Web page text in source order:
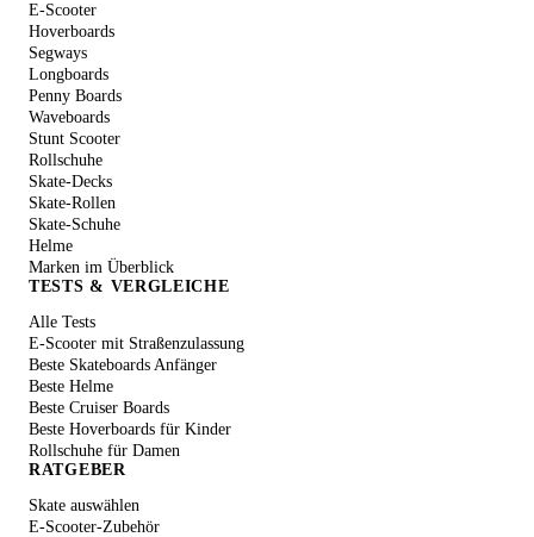
E-Scooter
Hoverboards
Segways
Longboards
Penny Boards
Waveboards
Stunt Scooter
Rollschuhe
Skate-Decks
Skate-Rollen
Skate-Schuhe
Helme
Marken im Überblick
TESTS & VERGLEICHE
Alle Tests
E-Scooter mit Straßenzulassung
Beste Skateboards Anfänger
Beste Helme
Beste Cruiser Boards
Beste Hoverboards für Kinder
Rollschuhe für Damen
RATGEBER
Skate auswählen
E-Scooter-Zubehör